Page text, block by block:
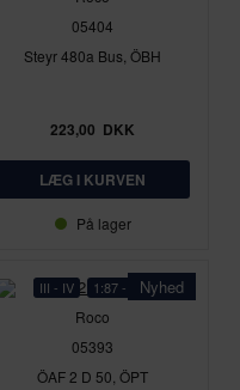
05404
Steyr 480a Bus, ÖBH
223,00 DKK
På lager
Nyhed
III - IV 1:87 - H0
Roco
05393
ÖAF 2 D 50, ÖPT